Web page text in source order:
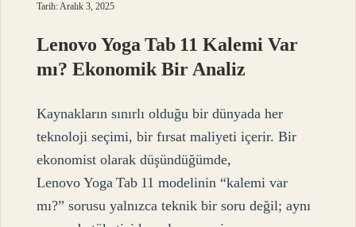
Tarih: Aralık 3, 2025
Lenovo Yoga Tab 11 Kalemi Var
mı? Ekonomik Bir Analiz
Kaynakların sınırlı olduğu bir dünyada her
teknoloji seçimi, bir fırsat maliyeti içerir. Bir
ekonomist olarak düşündüğümde,
Lenovo Yoga Tab 11 modelinin “kalemi var
mı?” sorusu yalnızca teknik bir soru değil; aynı